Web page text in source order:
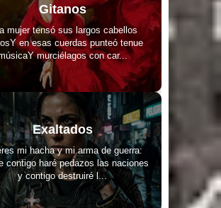
Gitanos
mujer tensó sus largos cabellos
en esas cuerdas punteó tenue
murciélagos con car...
Exaltados
mi hacha y mi arma de guerra:
contigo haré pedazos las naciones
y contigo destruiré l...